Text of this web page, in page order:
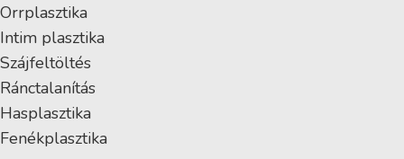
Orrplasztika
Intim plasztika
Szájfeltöltés
Ránctalanítás
Hasplasztika
Fenékplasztika